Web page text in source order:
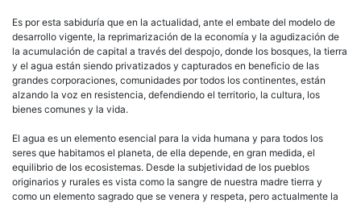
Es por esta sabiduría que en la actualidad, ante el embate del modelo de
desarrollo vigente, la reprimarización de la economía y la agudización de
la acumulación de capital a través del despojo, donde los bosques, la tierra
y el agua están siendo privatizados y capturados en beneficio de las
grandes corporaciones, comunidades por todos los continentes, están
alzando la voz en resistencia, defendiendo el territorio, la cultura, los
bienes comunes y la vida.
El agua es un elemento esencial para la vida humana y para todos los
seres que habitamos el planeta, de ella depende, en gran medida, el
equilibrio de los ecosistemas. Desde la subjetividad de los pueblos
originarios y rurales es vista como la sangre de nuestra madre tierra y
como un elemento sagrado que se venera y respeta, pero actualmente la